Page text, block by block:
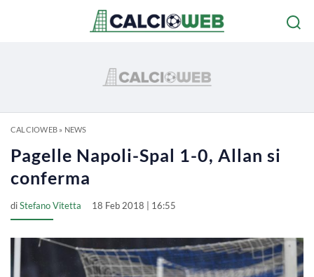
CALCIOWEB» NEWS
Pagelle Napoli-Spal 1-0, Allan si
conferma
diStefano Vitetta 18 Feb 2018 | 16:55